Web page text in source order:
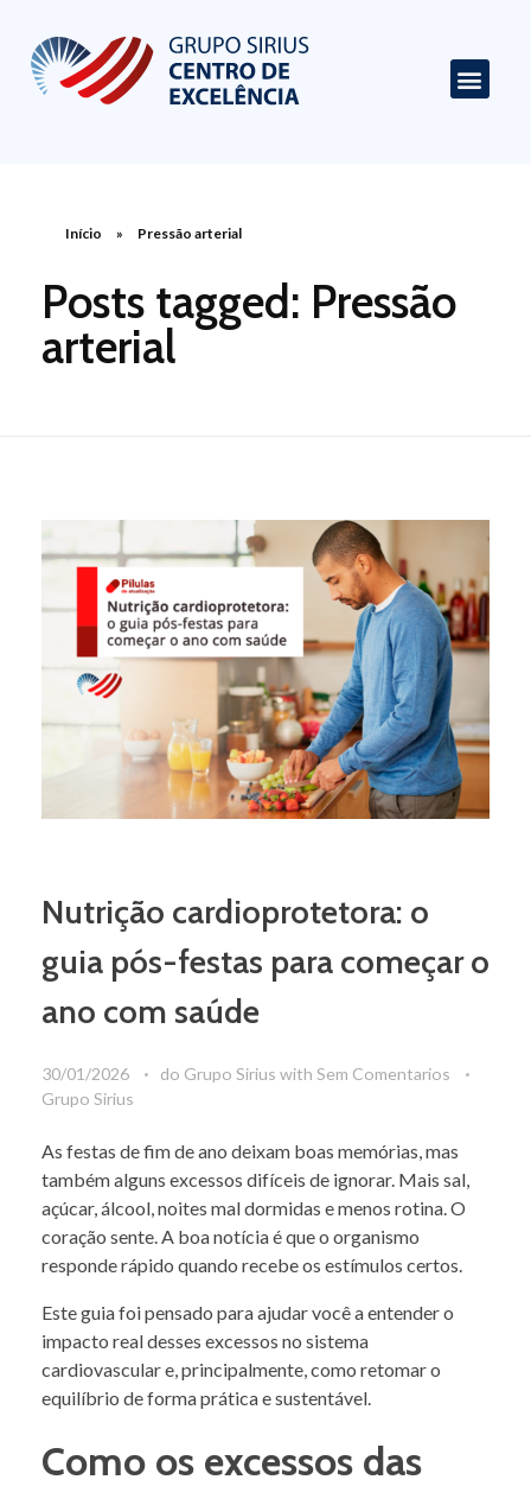
Início » Pressão arterial
Posts tagged: Pressão
arterial
Nutrição cardioprotetora: o
guia pós-festas para começar o
ano com saúde
30/01/2026 do Grupo Sirius with Sem Comentarios
Grupo Sirius
As festas de fim de ano deixam boas memórias, mas
também alguns excessos difíceis de ignorar. Mais sal,
açúcar, álcool, noites mal dormidas e menos rotina. O
coração sente. A boa notícia é que o organismo
responde rápido quando recebe os estímulos certos.
Este guia foi pensado para ajudar você a entender o
impacto real desses excessos no sistema
cardiovascular e, principalmente, como retomar o
equilíbrio de forma prática e sustentável.
Como os excessos das